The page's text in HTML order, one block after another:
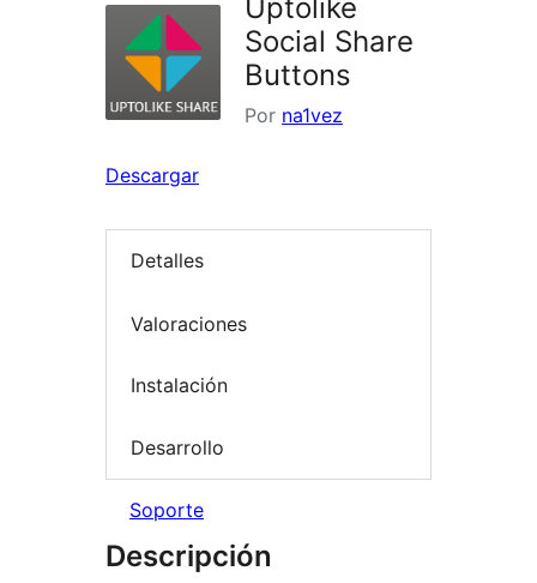
Uptolike
Social Share
Buttons
Por na1vez
Descargar
Detalles
Valoraciones
Instalación
Desarrollo
Soporte
Descripción